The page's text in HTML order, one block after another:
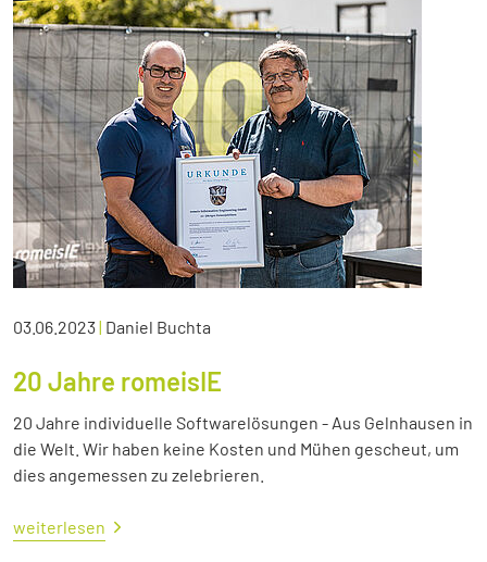
03.06.2023| Daniel Buchta
20 Jahre romeisIE
20 Jahre individuelle Softwarelösungen - Aus Gelnhausen in
die Welt. Wir haben keine Kosten und Mühen gescheut, um
dies angemessen zu zelebrieren.
weiterlesen